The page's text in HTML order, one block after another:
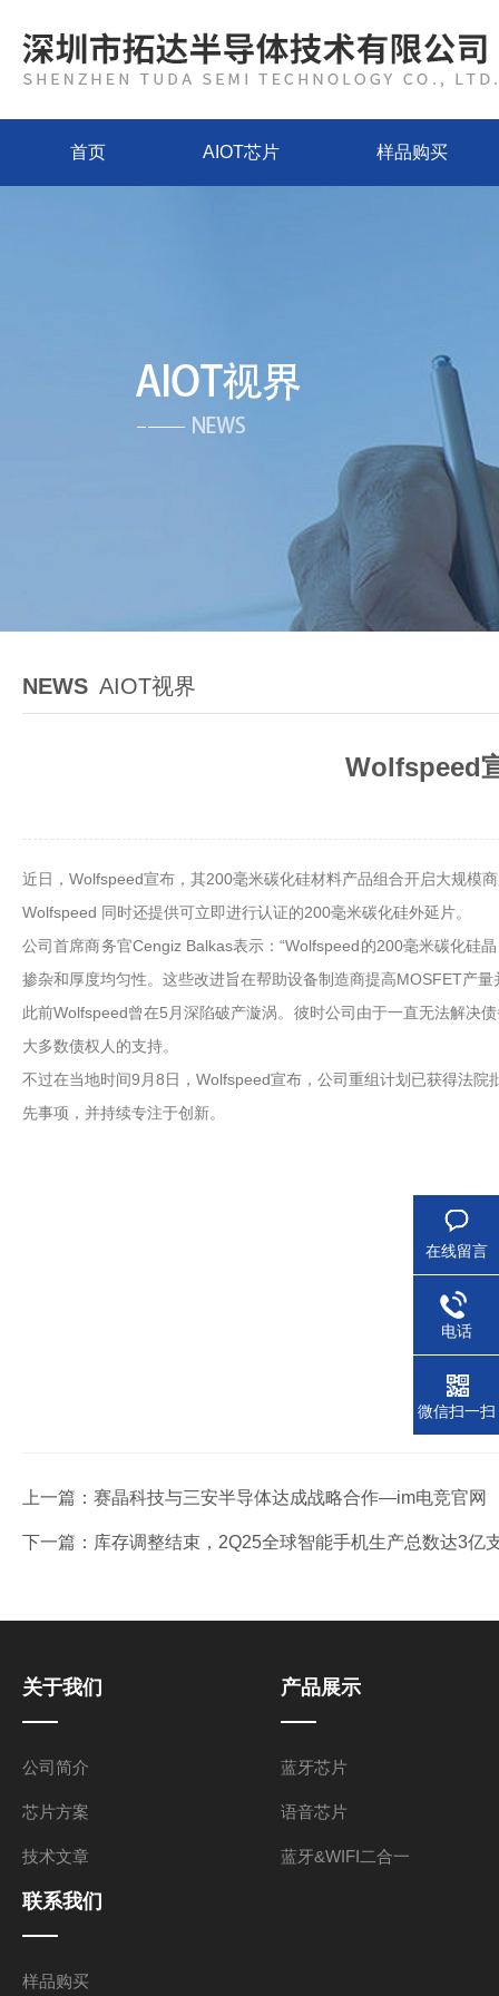
首页 AIOT芯片 样品购买
NEWS AIOT视界
Wolfspeed
近日，Wolfspeed宣布，其200毫米碳化硅材料产品组合开启大规模
Wolfspeed 同时还提供可立即进行认证的200毫米碳化硅外延片。
公司首席商务官Cengiz Balkas表示：“Wolfspeed的200毫米碳化硅
掺杂和厚度均匀性。这些改进旨在帮助设备制造商提高MOSFET产
此前Wolfspeed曾在5月深陷破产漩涡。彼时公司由于一直无法解决
大多数债权人的支持。
不过在当地时间9月8日，Wolfspeed宣布，公司重组计划已获得法
先事项，并持续专注于创新。
上一篇： 赛晶科技与三安半导体达成战略合作—im电竞官网
下一篇： 库存调整结束，2Q25全球智能手机生产总数达3
关于我们
公司简介
芯片方案
技术文章
产品展示
蓝牙芯片
语音芯片
蓝牙&WIFI二合一
联系我们
样品购买
在线留言
电话
微信扫一扫